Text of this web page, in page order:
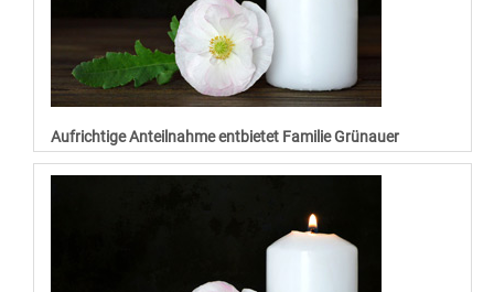
Aufrichtige Anteilnahme entbietet Familie Grünauer